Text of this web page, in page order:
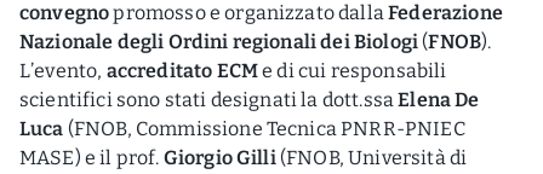
convegnopromosso e organizzato dallaFederazione
Nazionale degli Ordini regionali dei Biologi (FNOB).
L’evento, accreditato ECMe di cui responsabili
scientifici sono stati designati la dott.ssaElena De
Luca (FNOB, Commissione Tecnica PNRR-PNIEC
MASE) e il prof. Giorgio Gilli(FNOB, Università di